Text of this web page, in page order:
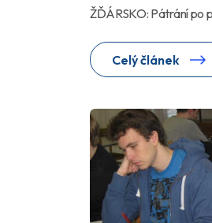
ŽĎÁRSKO: Pátrání po
Celý článek